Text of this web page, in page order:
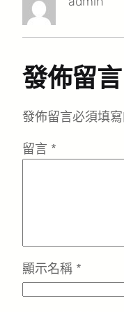
發佈留言
發佈留言必須填
留言 *
顯示名稱 *